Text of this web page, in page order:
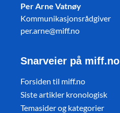
Per Arne Vatnøy
Kommunikasjonsrådgiver
per.arne@miff.no
Snarveier på miff.no
Forsiden til miff.no
Siste artikler kronologisk
Temasider og kategorier